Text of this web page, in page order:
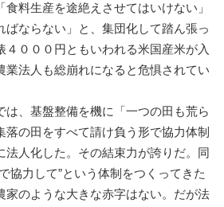
料生産を途絶えさせてはいけない」
ばならない」と、集団化して踏ん張っ
４０００円ともいわれる米国産米が入
業法人も総崩れになると危惧されてい
、基盤整備を機に「一つの田も荒ら
落の田をすべて請け負う形で協力体制
法人化した。その結束力が誇りだ。同
協力して”という体制をつくってきた
家のような大きな赤字はない。だが法